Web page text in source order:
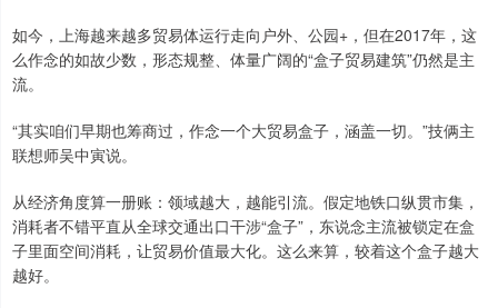
如今，上海越来越多贸易体运行走向户外、公园+，但在2017年，这
么作念的如故少数，形态规整、体量广阔的“盒子贸易建筑”仍然是主
流。
“其实咱们早期也筹商过，作念一个大贸易盒子，涵盖一切。”技俩主
联想师吴中寅说。
从经济角度算一册账：领域越大，越能引流。假定地铁口纵贯市集，
消耗者不错平直从全球交通出口干涉“盒子”，东说念主流被锁定在盒
子里面空间消耗，让贸易价值最大化。这么来算，较着这个盒子越大
越好。